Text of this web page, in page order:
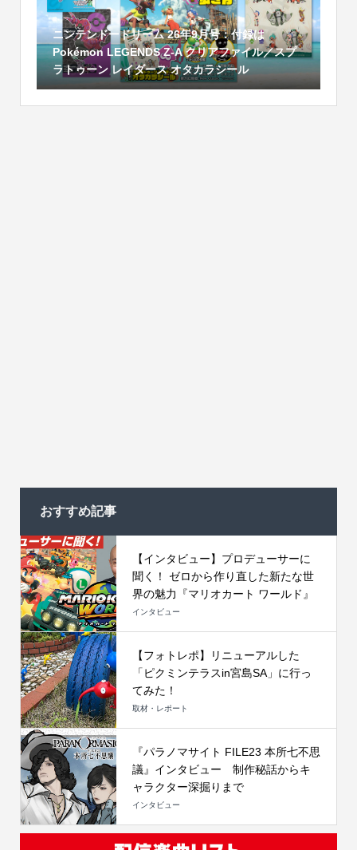
ニンテンドードリーム 26年9月号：付録は
Pokémon LEGENDS Z-A クリアファイル／スプ
ラトゥーン レイダース オタカラシール
おすすめ記事
【インタビュー】プロデューサーに
聞く！ ゼロから作り直した新たな世
界の魅力『マリオカート ワールド』
インタビュー
【フォトレポ】リニューアルした
「ピクミンテラスin宮島SA」に行っ
てみた！
取材・レポート
『パラノマサイト FILE23 本所七不思
議』インタビュー 制作秘話からキ
ャラクター深掘りまで
インタビュー